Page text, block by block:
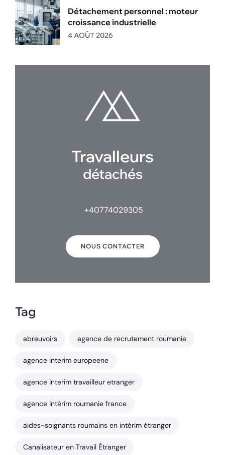
Détachement personnel : moteur
croissance industrielle
4 AOÛT 2026
Travalleurs
détachés
+40774029305
NOUS CONTACTER
Tag
abreuvoirs agence de recrutement roumanie
agence interim europeene
agence interim travailleur etranger
agence intérim roumanie france
aides-soignants roumains en intérim étranger
Canalisateur en Travail Étranger